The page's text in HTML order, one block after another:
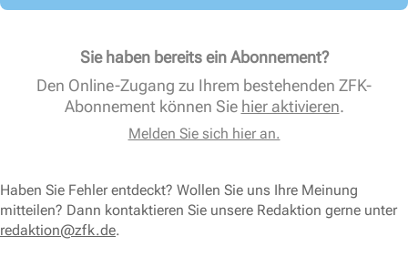
Sie haben bereits ein Abonnement?
Den Online-Zugang zu Ihrem bestehenden ZFK-
Abonnement können Sie hier aktivieren.
Melden Sie sich hier an.
Haben Sie Fehler entdeckt? Wollen Sie uns Ihre Meinung
mitteilen? Dann kontaktieren Sie unsere Redaktion gerne unter
redaktion@zfk.de.